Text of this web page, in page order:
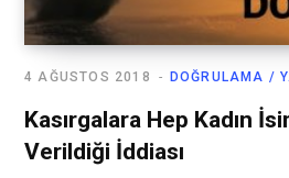
DOĞRULAMA /
4 AĞUSTOS 2018
Kasırgalara Hep Kadın
Verildiği İddiası